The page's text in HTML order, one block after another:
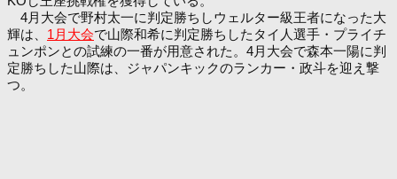
4月大会で野村太一に判定勝ちしウェルター級王者になった大
輝は、 1月大会で山際和希に判定勝ちしたタイ人選手・プライチ
ュンポンとの試練の一番が用意された。4月大会で森本一陽に判
定勝ちした山際は、ジャパンキックのランカー・政斗を迎え撃
つ。